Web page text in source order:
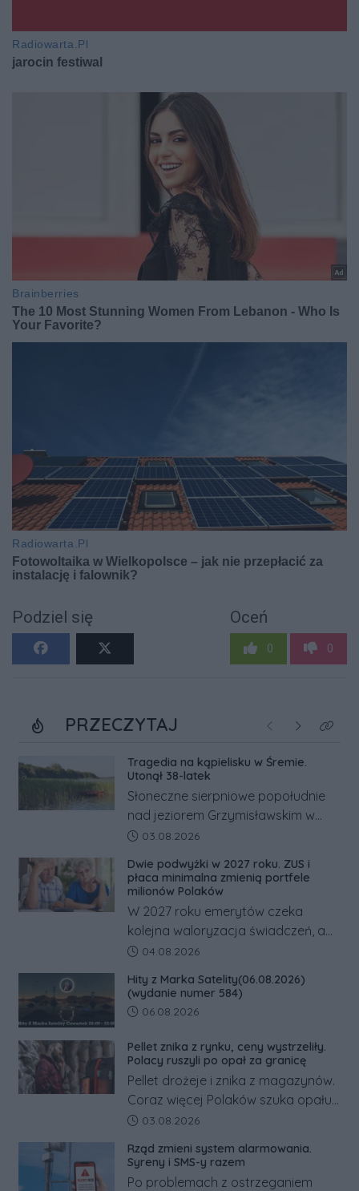
Podziel się Oceń
0 0
PRZECZYTAJ Poprzednie
NastępneKliknij
Tragedia na kąpielisku w Śremie.
Utonął 38-latek
Słoneczne sierpniowe popołudnie
nad jeziorem Grzymisławskim w
powiecie śremskim zakończyło się
odwrócić nawet natychmiastowe
działania służb ratunkowych.
Data dodania artykułu:
03.08.2026
Dwie podwyżki w 2027 roku. ZUS i
płaca minimalna zmienią portfele
milionów Polaków
W 2027 roku emerytów czeka
kolejna waloryzacja świadczeń, a
pracowników podwyżka płacy
tym zmianom zyskają.
Data dodania artykułu:
04.08.2026
Hity z Marka Satelity(06.08.2026)
(wydanie numer 584)
Data dodania artykułu:
06.08.2026
Pellet znika z rynku, ceny wystrzeliły.
Polacy ruszyli po opał za granicę
Pellet drożeje i znika z magazynów.
Coraz więcej Polaków szuka opału
za granicą, gdzie bywa nawet
Co się dzieje?
Data dodania artykułu:
03.08.2026
Rząd zmieni system alarmowania.
Syreny i SMS-y razem
Po problemach z ostrzeganiem